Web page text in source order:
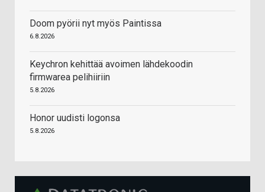
Doom pyörii nyt myös Paintissa
6.8.2026
Keychron kehittää avoimen lähdekoodin
firmwarea pelihiiriin
5.8.2026
Honor uudisti logonsa
5.8.2026